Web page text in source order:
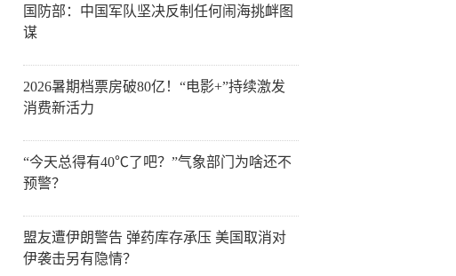
国防部：中国军队坚决反制任何闹海挑衅图
谋
2026暑期档票房破80亿！“电影+”持续激发
消费新活力
“今天总得有40℃了吧？”气象部门为啥还不
预警？
盟友遭伊朗警告 弹药库存承压 美国取消对
伊袭击另有隐情？